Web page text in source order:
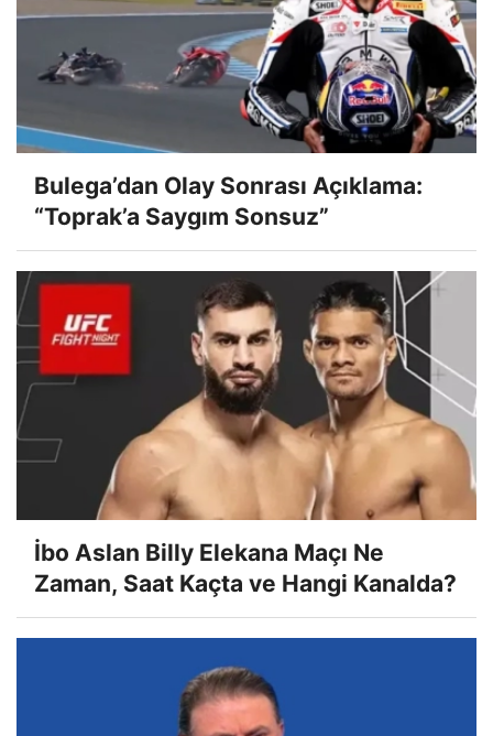
Bulega’dan Olay Sonrası Açıklama:
“Toprak’a Saygım Sonsuz”
İbo Aslan Billy Elekana Maçı Ne
Zaman, Saat Kaçta ve Hangi Kanalda?